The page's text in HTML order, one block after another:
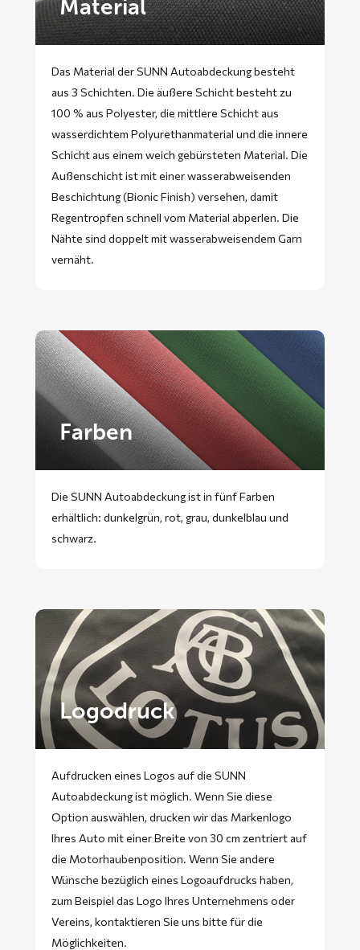
Material
Das Material der SUNN Autoabdeckung besteht
aus 3 Schichten. Die äußere Schicht besteht zu
100 % aus Polyester, die mittlere Schicht aus
wasserdichtem Polyurethanmaterial und die innere
Schicht aus einem weich gebürsteten Material. Die
Außenschicht ist mit einer wasserabweisenden
Beschichtung (Bionic Finish) versehen, damit
Regentropfen schnell vom Material abperlen. Die
Nähte sind doppelt mit wasserabweisendem Garn
vernäht.
Farben
Die SUNN Autoabdeckung ist in fünf Farben
erhältlich: dunkelgrün, rot, grau, dunkelblau und
schwarz.
Logodruck
Aufdrucken eines Logos auf die SUNN
Autoabdeckung ist möglich. Wenn Sie diese
Option auswählen, drucken wir das Markenlogo
Ihres Auto mit einer Breite von 30 cm zentriert auf
die Motorhaubenposition. Wenn Sie andere
Wünsche bezüglich eines Logoaufdrucks haben,
zum Beispiel das Logo Ihres Unternehmens oder
Vereins, kontaktieren Sie uns bitte für die
Möglichkeiten.